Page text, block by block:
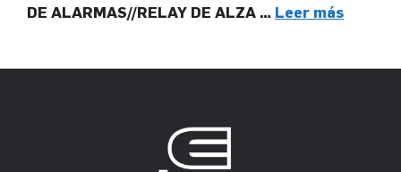
DE ALARMAS//RELAY DE ALZA … Leer más